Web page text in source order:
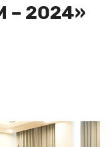
– 2024»